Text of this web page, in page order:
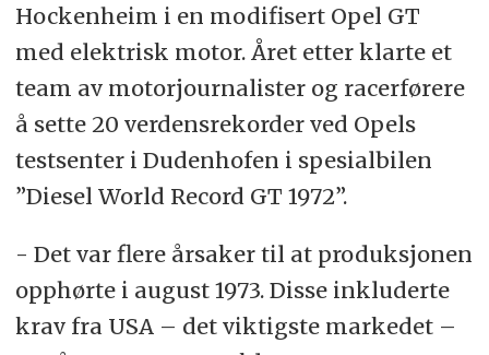
Hockenheim i en modifisert Opel GT
med elektrisk motor. Året etter klarte et
team av motorjournalister og racerførere
å sette 20 verdensrekorder ved Opels
testsenter i Dudenhofen i spesialbilen
”Diesel World Record GT 1972”.
- Det var flere årsaker til at produksjonen
opphørte i august 1973. Disse inkluderte
krav fra USA – det viktigste markedet –